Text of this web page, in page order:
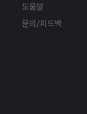
도움말
문의/피드백